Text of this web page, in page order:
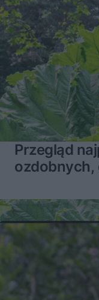
Przegląd
ozdobnych,